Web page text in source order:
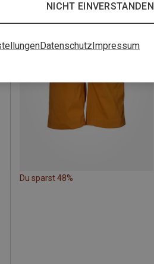
Du sparst 48%
NICHT EINVERSTANDEN
DatenschutzImpressum